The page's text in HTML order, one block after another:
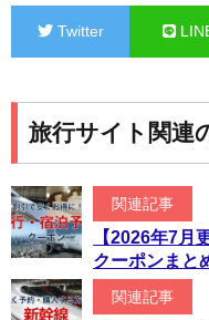
Twitter
旅行サイト関連
関連記事
【2026年7月
クーポンまと
関連記事